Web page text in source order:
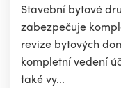
Stavební bytové
zabezpečuje
revize bytových
kompletní vedení
také vy...